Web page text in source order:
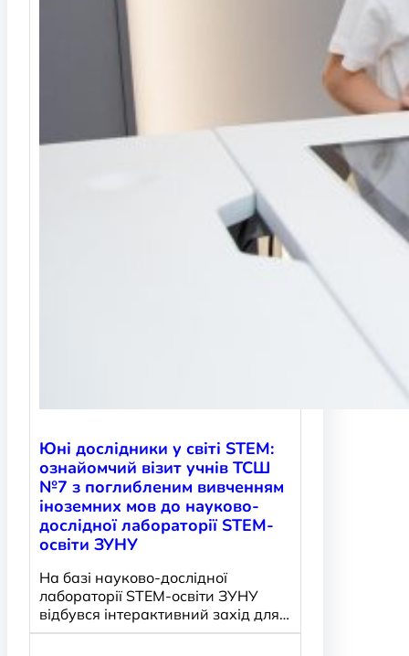
Юні дослідники у світі STEM:
ознайомчий візит учнів ТСШ
№7 з поглибленим вивченням
іноземних мов до науково-
дослідної лабораторії STEM-
освіти ЗУНУ
На базі науково-дослідної
лабораторії STEM-освіти ЗУНУ
відбувся інтерактивний захід для…